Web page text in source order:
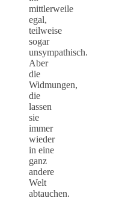
mittlerweile
egal,
teilweise
sogar
unsympathisch.
Aber
die
Widmungen,
die
lassen
sie
immer
wieder
in eine
ganz
andere
Welt
abtauchen.